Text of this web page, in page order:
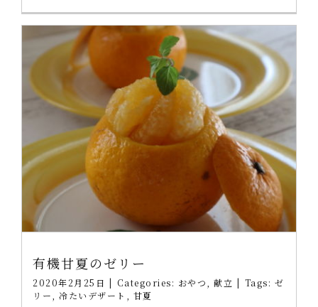
有機甘夏のゼリー
2020年2月25日 | Categories: おやつ 献立 | Tags: ゼ
リー
冷たいデザート 甘夏